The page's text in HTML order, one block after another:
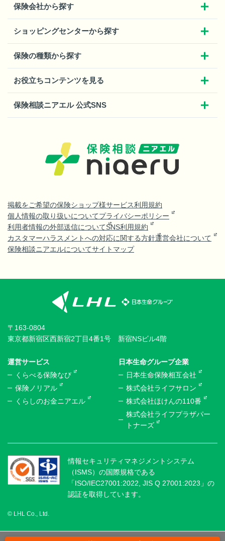
保険会社から探す
ショッピングセンターから探す
保険の種類から探す
お役立ちコンテンツを見る
保険相談ニアエル 公式SNS
掲載をご希望の保険ショップ様サービス利用規約
個人情報の取り扱いについてプライバシーポリシー
利用者情報の外部送信についてSNS利用規約
カスタマーハラスメントへの対応に関する方針運営会社について
保険相談ニアエルについてサイトマップ
〒163-0804
東京都新宿区西新宿2丁目4番1号 新宿NSビル4階
運営サービス
くらべる保険なび
保険ノリアル
くらしのお金ニアエル
日本生命グループ企業
日本生命保険相互会社
株式会社ライフサロン
株式会社ほけんの110番
株式会社ライフプラザパー
トナーズ
情報セキュリティマネジメントシステム
（ISMS）の国際規格である
「ISO/IEC27001:2022, JIS Q 27001:2023」の
認証を取得しています。
© LHL Co., Ltd.